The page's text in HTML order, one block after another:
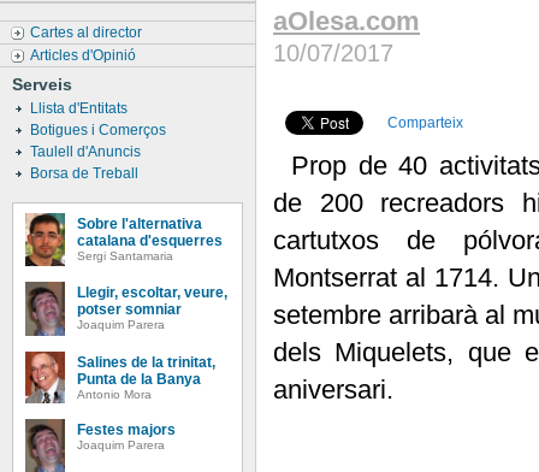
Cartes al director
Articles d'Opinió
Serveis
Llista d'Entitats
Botigues i Comerços
Taulell d'Anuncis
Borsa de Treball
Sobre l'alternativa
catalana d'esquerres
Sergi Santamaria
Llegir, escoltar, veure,
potser somniar
Joaquim Parera
Salines de la trinitat,
Punta de la Banya
Antonio Mora
Festes majors
Joaquim Parera
aOlesa.com
10/07/2017
Comparteix
Prop de 40
de 200 recreadors
cartutxos de
Montserrat al 1714.
setembre arribarà al
dels Miquelets, que
aniversari.